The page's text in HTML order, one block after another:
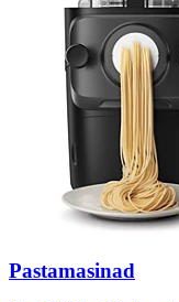
Pastamasinad